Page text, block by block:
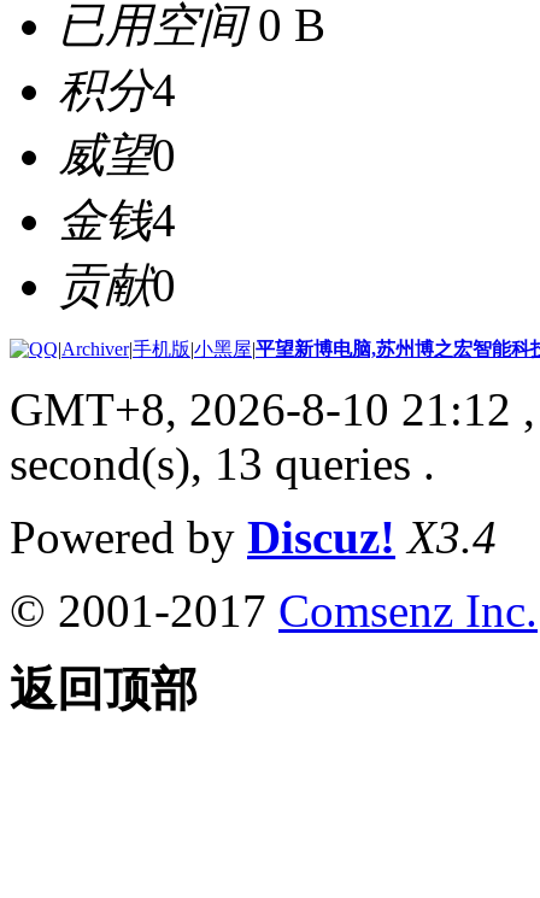
已用空间0 B
积分4
威望0
金钱4
贡献0
|Archiver|手机版|小黑屋|平望新博电脑,苏州博之宏智能科
GMT+8, 2026-8-10 21:12
second(s), 13 queries .
Powered by Discuz! X3.4
© 2001-2017 Comsenz Inc.
返回顶部